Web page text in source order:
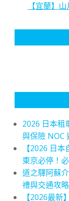
【宜蘭】
2026 日本租
與保險 NOC
【2026 日
東京必停！
道之驛阿蘇
禮與交通攻略
【2026最